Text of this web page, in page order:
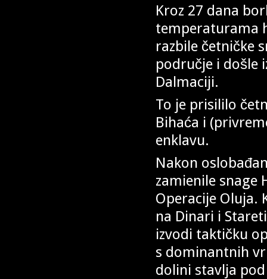
Kroz 27 dana
temperaturama
razbile četničke
područje i došle
Dalmaciji.
To je prisililo
Bihaća i
enklavu.
Nakon
zamienile snage
Operacije Oluja.
na Dinari i
izvodi taktičku
s dominantnih
dolini stavlja